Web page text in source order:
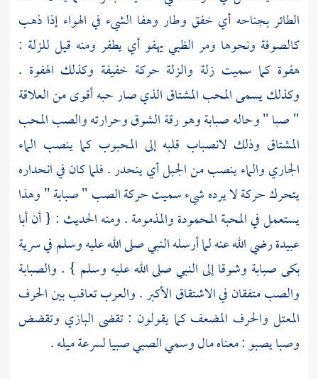
الطائر بجناحه أي خفق وطار وهفا الشيء في الهواء إذا ذهب
كالصوفة ونحوها ومر الظبي يهفو أي يطفر ومنه قيل للزلة :
هفوة كما سميت زلة والزلة حركة خفيفة وكذلك الهفوة .
وكذلك يسمى المحب المشتاق الذي صار حبه أقوى من العلاقة
" صبا " وحاله صبابة وهو رقة الشوق وحرارته والصب المحب
المشتاق وذلك لانصباب قلبه إلى المحبوب كما ينصب الماء
الجاري والماء ينصب من الجبل أي ينحدر . فلما كان في انحداره
يتحرك حركة لا يرده شيء سميت حركة الصب " صبابة " وهذا
يستعمل في المحبة المحمودة والمذمومة . ومنه الحديث : { أن أبا
عبيدة رضي الله عنه لما أرسله النبي صلى الله عليه وسلم في سرية
بكى صبابة وشوقا إلى النبي صلى الله عليه وسلم } . والصبابة
والصب متفقان في الاشتقاق الأكبر . والعرب تعاقب بين الحرف
المعتل والحرف المضعف كما يقولون : تقضى البازي وتقضض
وصبا يصبو : معناه مال وسمي الصبي صبيا لسرعة ميله .